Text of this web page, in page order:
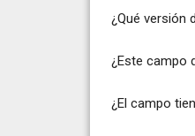
¿Qué versión
¿Este campo
¿El campo